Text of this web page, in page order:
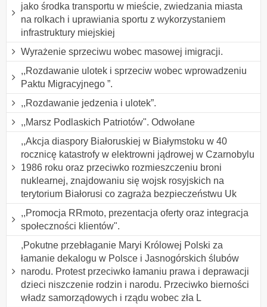
jako środka transportu w mieście, zwiedzania miasta
na rolkach i uprawiania sportu z wykorzystaniem
infrastruktury miejskiej
Wyrażenie sprzeciwu wobec masowej imigracji.
,,Rozdawanie ulotek i sprzeciw wobec wprowadzeniu
Paktu Migracyjnego ”.
,,Rozdawanie jedzenia i ulotek”.
,,Marsz Podlaskich Patriotów". Odwołane
,,Akcja diaspory Białoruskiej w Białymstoku w 40
rocznicę katastrofy w elektrowni jądrowej w Czarnobylu
1986 roku oraz przeciwko rozmieszczeniu broni
nuklearnej, znajdowaniu się wojsk rosyjskich na
terytorium Białorusi co zagraża bezpieczeństwu Uk
,,Promocja RRmoto, prezentacja oferty oraz integracja
społeczności klientów".
,Pokutne przebłaganie Maryi Królowej Polski za
łamanie dekalogu w Polsce i Jasnogórskich ślubów
narodu. Protest przeciwko łamaniu prawa i deprawacji
dzieci niszczenie rodzin i narodu. Przeciwko bierności
władz samorządowych i rządu wobec zła L